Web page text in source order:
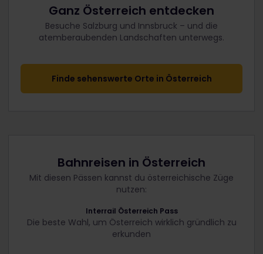
Ganz Österreich entdecken
Besuche Salzburg und Innsbruck – und die
atemberaubenden Landschaften unterwegs.
Finde sehenswerte Orte in Österreich
Bahnreisen in Österreich
Mit diesen Pässen kannst du österreichische Züge
nutzen:
Interrail Österreich Pass
Die beste Wahl, um Österreich wirklich gründlich zu
erkunden